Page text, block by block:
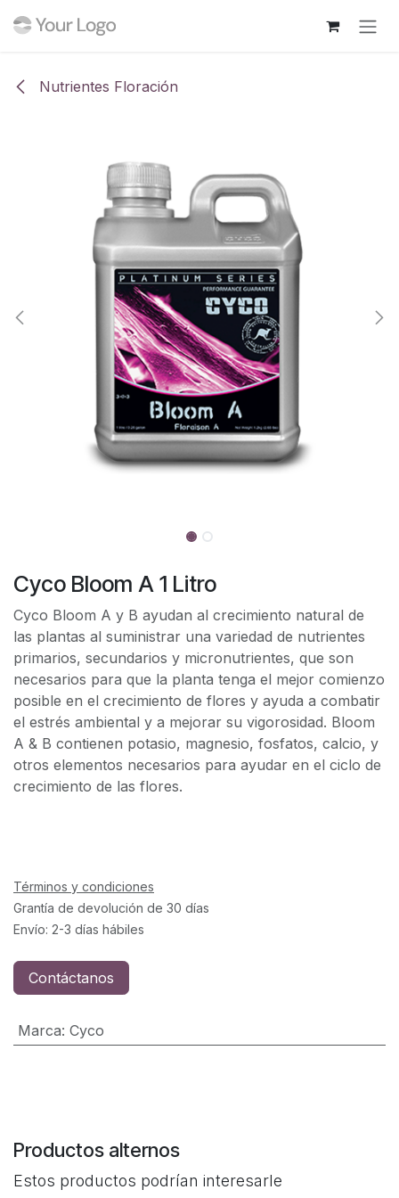
Nutrientes Floración
Cyco Bloom A 1 Litro
Cyco Bloom A y B ayudan al crecimiento natural de
las plantas al suministrar una variedad de nutrientes
primarios, secundarios y micronutrientes, que son
necesarios para que la planta tenga el mejor comienzo
posible en el crecimiento de flores y ayuda a combatir
el estrés ambiental y a mejorar su vigorosidad. Bloom
A & B contienen potasio, magnesio, fosfatos, calcio, y
otros elementos necesarios para ayudar en el ciclo de
crecimiento de las flores.
Términos y condiciones
Grantía de devolución de 30 días
Envío: 2-3 días hábiles
Contáctanos
Marca: Cyco
Productos alternos
Estos productos podrían interesarle